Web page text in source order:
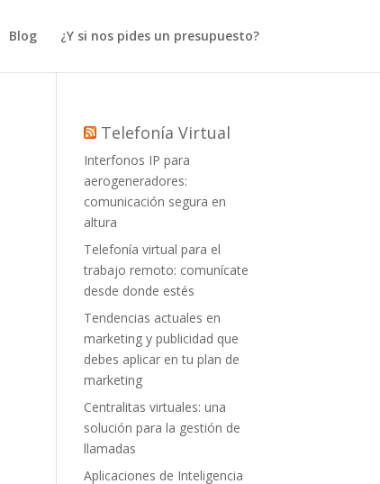
Blog ¿Y si nos pides un presupuesto?
Telefonía Virtual
Interfonos IP para
aerogeneradores:
comunicación segura en
altura
Telefonía virtual para el
trabajo remoto: comunícate
desde donde estés
Tendencias actuales en
marketing y publicidad que
debes aplicar en tu plan de
marketing
Centralitas virtuales: una
solución para la gestión de
llamadas
Aplicaciones de Inteligencia